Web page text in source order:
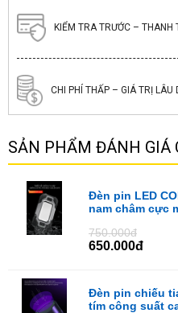
KIỂM TRA TRƯỚC – THANH
CHI PHÍ THẤP – GIÁ TRỊ LÂU
SẢN PHẨM ĐÁNH GIÁ
Đèn pin LED
nam châm cực
750.000đ
650.000đ
Đèn pin chiếu
tím công suất